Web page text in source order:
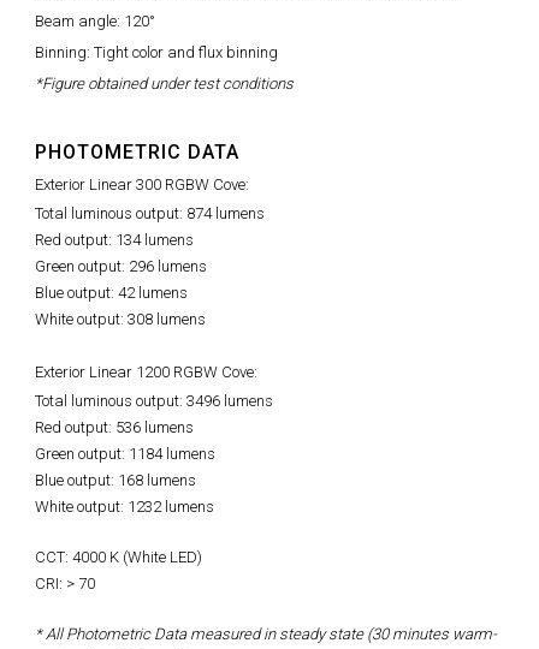
Beam angle: 120°
Binning: Tight color and flux binning
*Figure obtained under test conditions
PHOTOMETRIC DATA
Exterior Linear 300 RGBW Cove:
Total luminous output: 874 lumens
Red output: 134 lumens
Green output: 296 lumens
Blue output: 42 lumens
White output: 308 lumens
Exterior Linear 1200 RGBW Cove:
Total luminous output: 3496 lumens
Red output: 536 lumens
Green output: 1184 lumens
Blue output: 168 lumens
White output: 1232 lumens
CCT: 4000 K (White LED)
CRI: > 70
* All Photometric Data measured in steady state (30 minutes warm-